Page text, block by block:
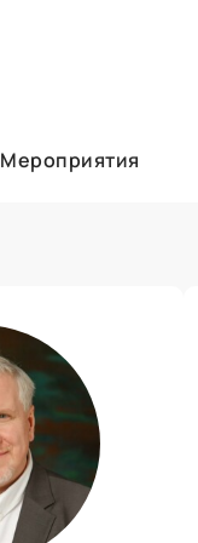
Мероприятия
на услуги
фото, изменить
двухфакторной